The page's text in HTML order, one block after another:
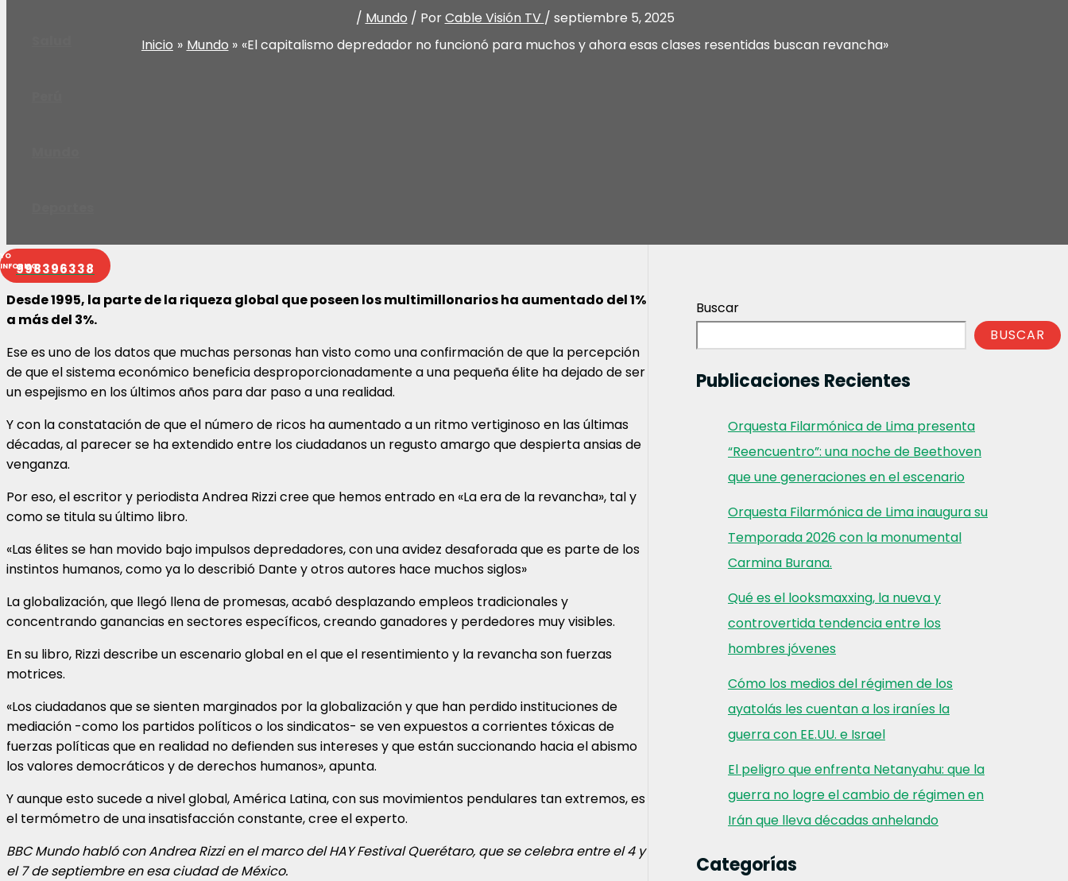
998396338
/ Mundo / PorCable Visión TV / septiembre 5, 2025
Inicio
Mundo «El capitalismo depredador no funcionó para muchos y ahora esas clases resentidas buscan revancha»
Desde 1995, la parte de la riqueza global que poseen los multimillonarios ha aumentado del 1%
a más del 3%.
Ese es uno de los datos que muchas personas han visto como una confirmación de que la percepción
de que el sistema económico beneficia desproporcionadamente a una pequeña élite ha dejado de ser
un espejismo en los últimos años para dar paso a una realidad.
Y con la constatación de que el número de ricos ha aumentado a un ritmo vertiginoso en las últimas
décadas, al parecer se ha extendido entre los ciudadanos un regusto amargo que despierta ansias de
venganza.
Por eso, el escritor y periodista Andrea Rizzi cree que hemos entrado en «La era de la revancha», tal y
como se titula su último libro.
«Las élites se han movido bajo impulsos depredadores, con una avidez desaforada que es parte de los
instintos humanos, como ya lo describió Dante y otros autores hace muchos siglos»
La globalización, que llegó llena de promesas, acabó desplazando empleos tradicionales y
concentrando ganancias en sectores específicos, creando ganadores y perdedores muy visibles.
En su libro, Rizzi describe un escenario global en el que el resentimiento y la revancha son fuerzas
motrices.
«Los ciudadanos que se sienten marginados por la globalización y que han perdido instituciones de
mediación -como los partidos políticos o los sindicatos- se ven expuestos a corrientes tóxicas de
fuerzas políticas que en realidad no defienden sus intereses y que están succionando hacia el abismo
los valores democráticos y de derechos humanos», apunta.
Y aunque esto sucede a nivel global, América Latina, con sus movimientos pendulares tan extremos, es
el termómetro de una insatisfacción constante, cree el experto.
BBC Mundo habló con Andrea Rizzi en el marco del HAY Festival Querétaro, que se celebra entre el 4 y
el 7 de septiembre en esa ciudad de México.
Buscar
BUSCAR
Publicaciones Recientes
Orquesta Filarmónica de Lima presenta
“Reencuentro”: una noche de Beethoven
que une generaciones en el escenario
Orquesta Filarmónica de Lima inaugura su
Temporada 2026 con la monumental
Carmina Burana.
Qué es el looksmaxxing, la nueva y
controvertida tendencia entre los
hombres jóvenes
Cómo los medios del régimen de los
ayatolás les cuentan a los iraníes la
guerra con EE.UU. e Israel
El peligro que enfrenta Netanyahu: que la
guerra no logre el cambio de régimen en
Irán que lleva décadas anhelando
Categorías